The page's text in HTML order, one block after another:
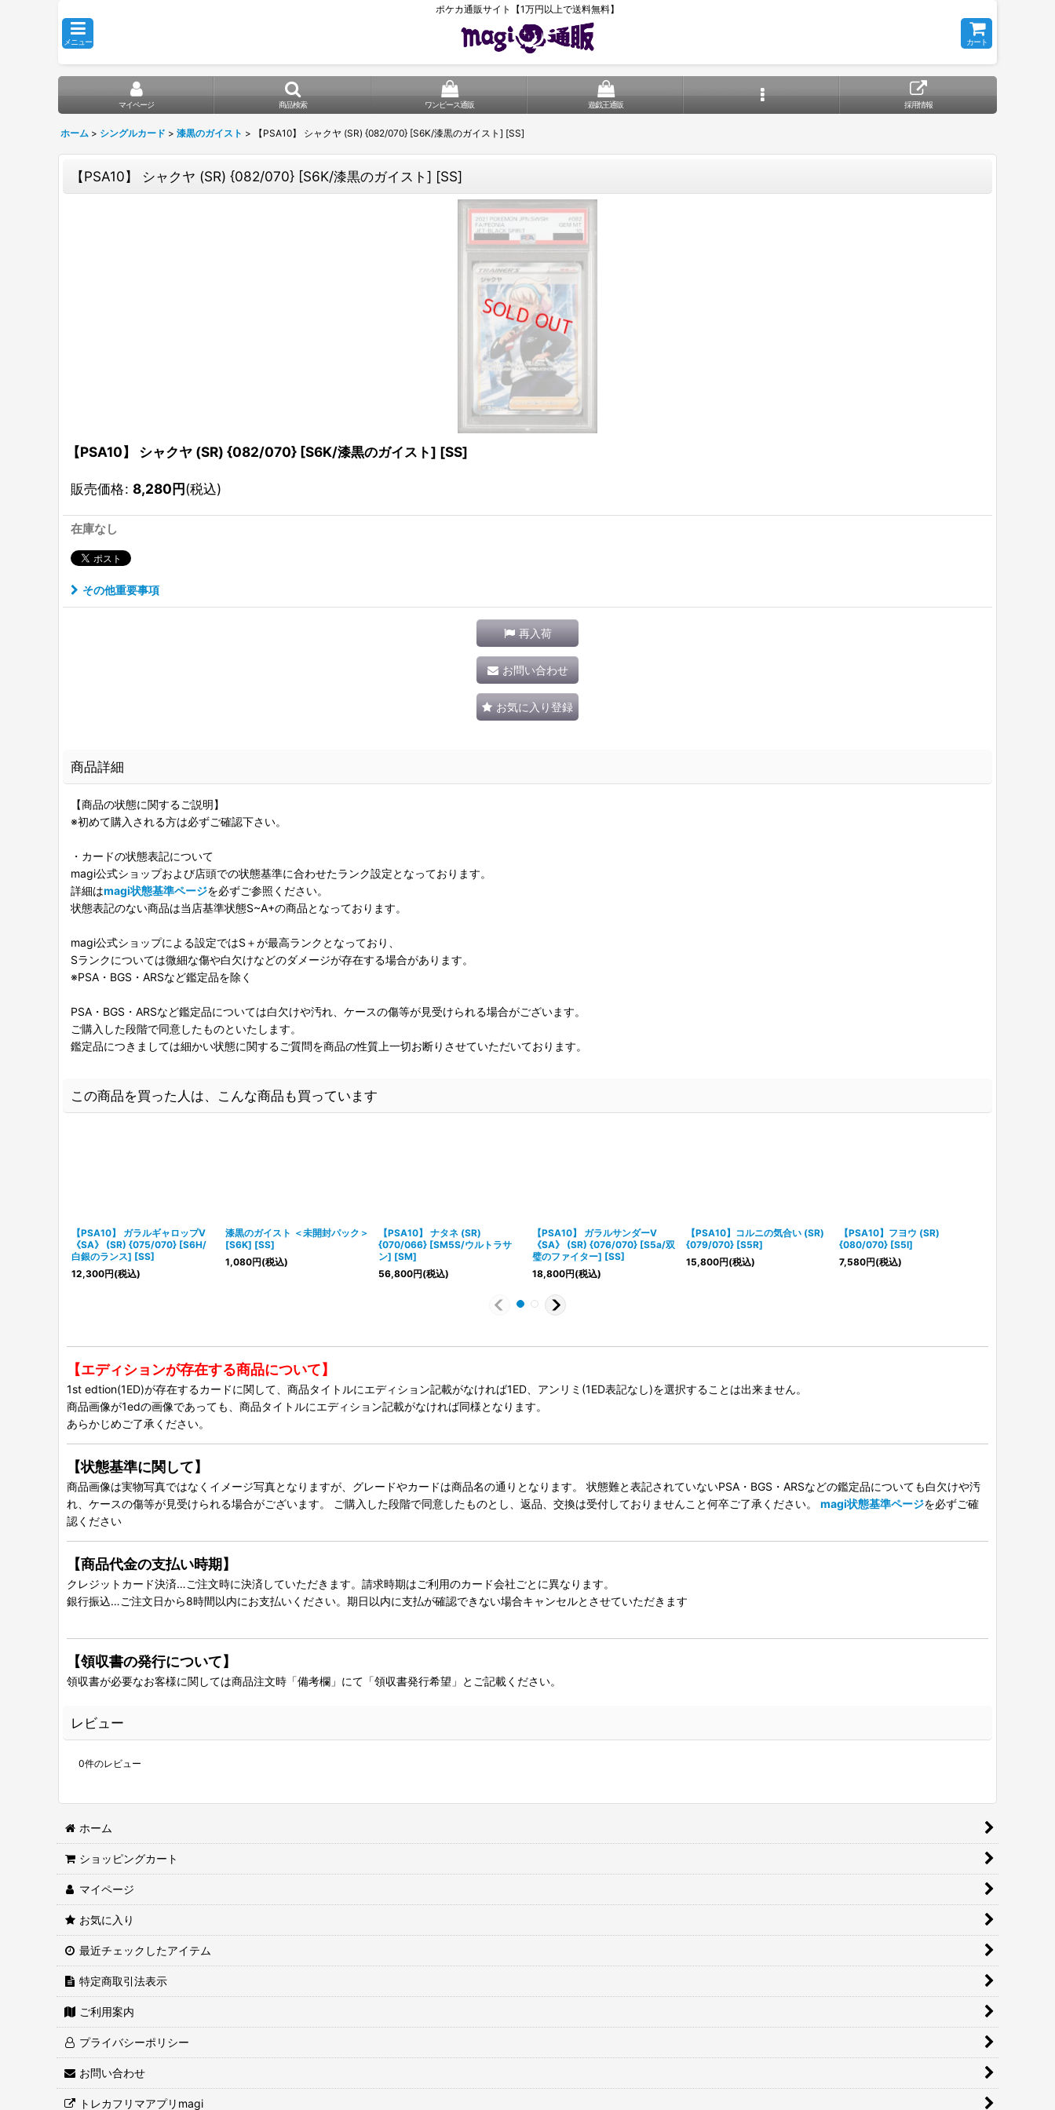
ポケカ通販サイト【1万円以上で送料無料】
メニュー カート
マイページ 商品検索 ワンピース通販 遊戯王通販 採用情報
ホーム > シングルカード > 漆黒のガイスト > 【PSA10】 シャクヤ (SR) {082/070} [S6K/漆黒のガイスト] [SS]
【PSA10】 シャクヤ (SR) {082/070} [S6K/漆黒のガイスト] [SS]
【PSA10】 シャクヤ (SR) {082/070} [S6K/漆黒のガイスト] [SS]
販売価格: 8,280円(税込)
在庫なし
その他重要事項
再入荷
お問い合わせ
お気に入り登録
商品詳細
【商品の状態に関するご説明】
※初めて購入される方は必ずご確認下さい。
・カードの状態表記について
magi公式ショップおよび店頭での状態基準に合わせたランク設定となっております。
詳細はmagi状態基準ページを必ずご参照ください。
状態表記のない商品は当店基準状態S~A+の商品となっております。
magi公式ショップによる設定ではS＋が最高ランクとなっており、
Sランクについては微細な傷や白欠けなどのダメージが存在する場合があります。
※PSA・BGS・ARSなど鑑定品を除く
PSA・BGS・ARSなど鑑定品については白欠けや汚れ、ケースの傷等が見受けられる場合がございます。
ご購入した段階で同意したものといたします。
鑑定品につきましては細かい状態に関するご質問を商品の性質上一切お断りさせていただいております。
この商品を買った人は、こんな商品も買っています
【PSA10】 ガラルギャロップV
《SA》 (SR) {075/070} [S6H/
白銀のランス] [SS]
12,300円(税込)
漆黒のガイスト ＜未開封パック＞
[S6K] [SS]
1,080円(税込)
【PSA10】 ナタネ (SR)
{070/066} [SM5S/ウルトラサ
ン] [SM]
56,800円(税込)
【PSA10】 ガラルサンダーV
《SA》 (SR) {076/070} [S5a/双
璧のファイター] [SS]
18,800円(税込)
【PSA10】コルニの気合い (SR)
{079/070} [S5R]
15,800円(税込)
【PSA10】フヨウ (SR)
{080/070} [S5I]
7,580円(税込)
【エディションが存在する商品について】
1st edtion(1ED)が存在するカードに関して、商品タイトルにエディション記載がなければ1ED、アンリミ(1ED表記なし)を選択することは出来ません。
商品画像が1edの画像であっても、商品タイトルにエディション記載がなければ同様となります。
あらかじめご了承ください。
【状態基準に関して】
商品画像は実物写真ではなくイメージ写真となりますが、グレードやカードは商品名の通りとなります。 状態難と表記されていないPSA・BGS・ARSなどの鑑定品についても白欠けや汚
れ、ケースの傷等が見受けられる場合がございます。 ご購入した段階で同意したものとし、返品、交換は受付しておりませんこと何卒ご了承ください。 magi状態基準ページを必ずご確
認ください
【商品代金の支払い時期】
クレジットカード決済…ご注文時に決済していただきます。請求時期はご利用のカード会社ごとに異なります。
銀行振込…ご注文日から8時間以内にお支払いください。期日以内に支払が確認できない場合キャンセルとさせていただきます
【領収書の発行について】
領収書が必要なお客様に関しては商品注文時「備考欄」にて「領収書発行希望」とご記載ください。
レビュー
0件のレビュー
ホーム
ショッピングカート
マイページ
お気に入り
最近チェックしたアイテム
特定商取引法表示
ご利用案内
プライバシーポリシー
お問い合わせ
トレカフリマアプリmagi